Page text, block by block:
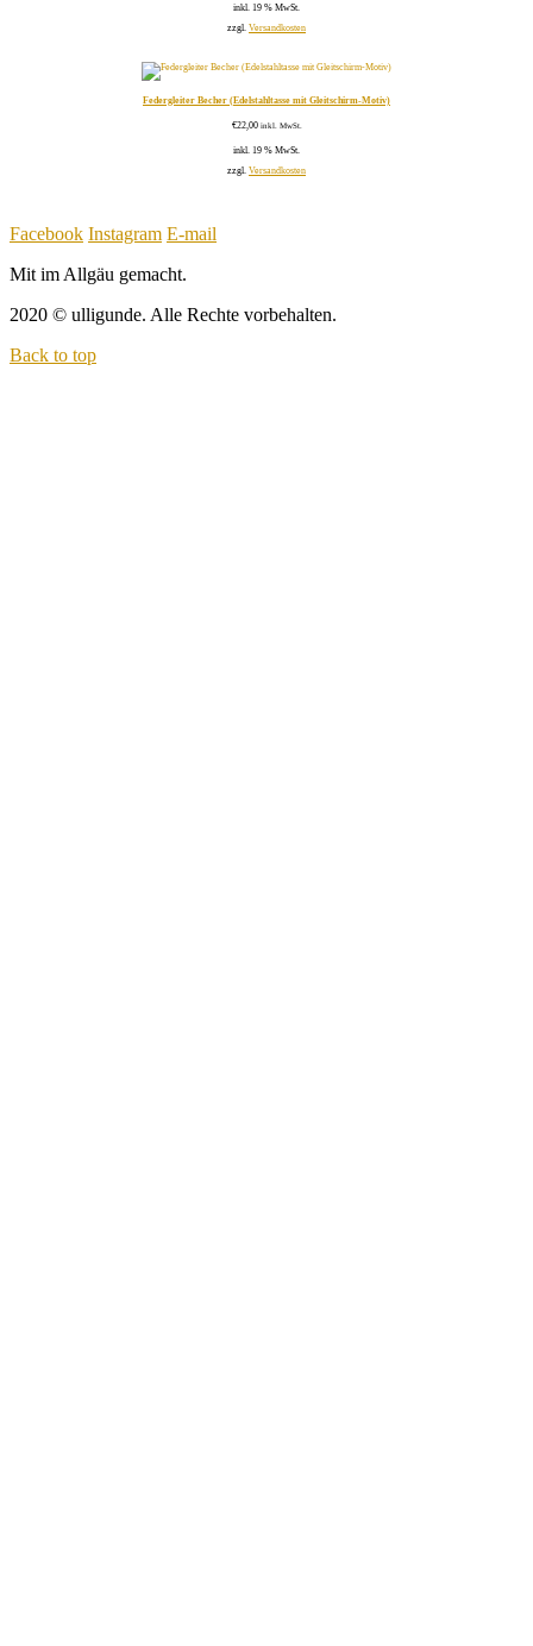
inkl. 19 % MwSt.
zzgl. Versandkosten
Federgleiter Becher (Edelstahltasse mit Gleitschirm-Motiv)
€22,00 inkl. MwSt.
inkl. 19 % MwSt.
zzgl. Versandkosten
Facebook Instagram E-mail
Mitim Allgäu gemacht.
2020 © ulligunde. Alle Rechte vorbehalten.
Back to top